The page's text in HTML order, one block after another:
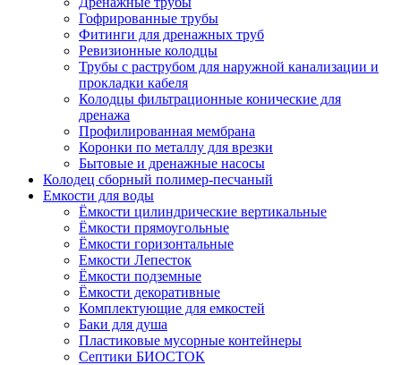
Гофрированные трубы
Фитинги для дренажных труб
Ревизионные колодцы
Трубы с раструбом для наружной канализации и
прокладки кабеля
Колодцы фильтрационные конические для
дренажа
Профилированная мембрана
Коронки по металлу для врезки
Бытовые и дренажные насосы
Колодец сборный полимер-песчаный
Емкости для воды
Ёмкости цилиндрические вертикальные
Ёмкости прямоугольные
Ёмкости горизонтальные
Емкости Лепесток
Ёмкости подземные
Ёмкости декоративные
Комплектующие для емкостей
Баки для душа
Пластиковые мусорные контейнеры
Септики БИОСТОК